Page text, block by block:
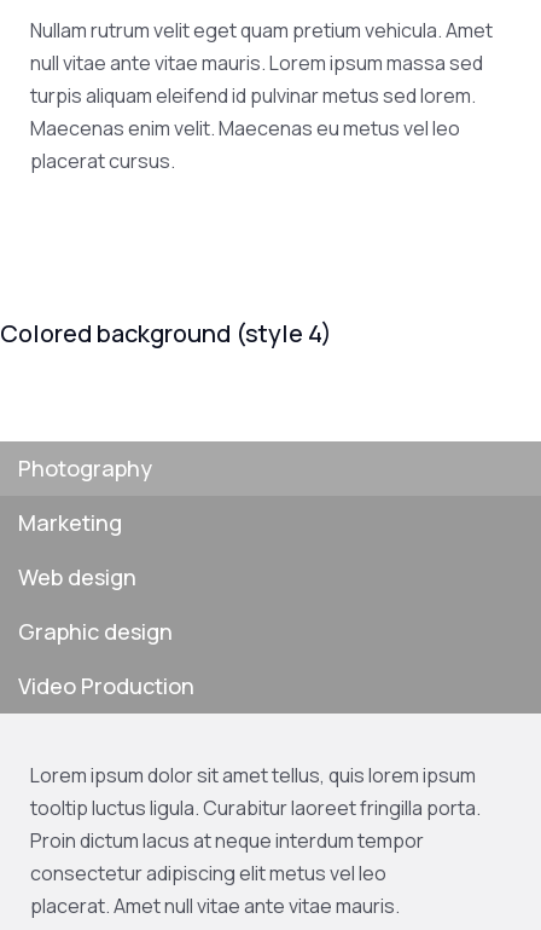
Nullam rutrum velit eget quam pretium vehicula. Amet
null vitae ante vitae mauris. Lorem ipsum massa sed
turpis aliquam eleifend id pulvinar metus sed lorem.
Maecenas enim velit. Maecenas eu metus vel leo
placerat cursus.
Colored background (style 4)
Photography
Marketing
Web design
Graphic design
Video Production
Lorem ipsum dolor sit amet tellus, quis lorem ipsum
tooltip luctus ligula. Curabitur laoreet fringilla porta.
Proin dictum lacus at neque interdum tempor
consectetur adipiscing elit metus vel leo
placerat. Amet null vitae ante vitae mauris.